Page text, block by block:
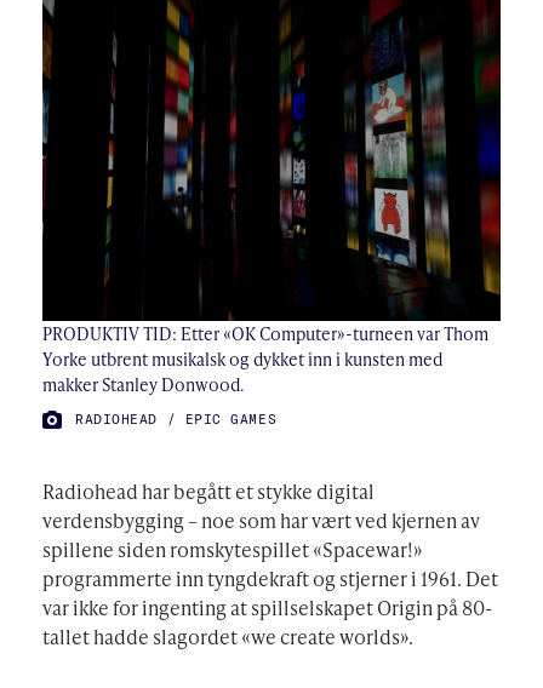
PRODUKTIV TID: Etter «OK Computer»-turneen var Thom
Yorke utbrent musikalsk og dykket inn i kunsten med
makker Stanley Donwood.
FOTO:
RADIOHEAD / EPIC GAMES
Radiohead har begått et stykke digital
verdensbygging – noe som har vært ved kjernen av
spillene siden romskytespillet «Spacewar!»
programmerte inn tyngdekraft og stjerner i 1961. Det
var ikke for ingenting at spillselskapet Origin på 80-
tallet hadde slagordet «we create worlds».